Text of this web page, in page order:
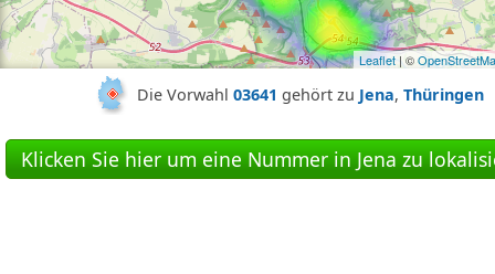
Leaflet | ©
Die Vorwahl 03641 gehört zu Jena, Thüringen
Klicken Sie hier um eine Nummer in Jena zu